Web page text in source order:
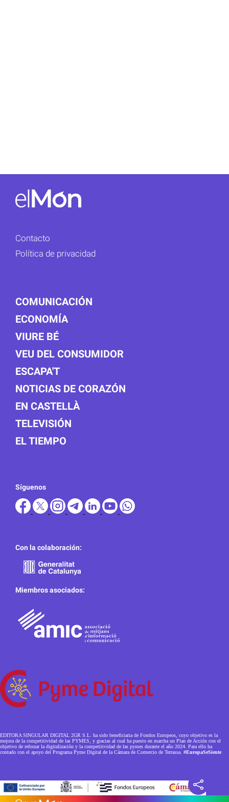
Contacto
Política de privacidad
COMUNICACIÓN
ECONOMÍA
VIURE BÉ
VEU DEL CONSUMIDOR
ESCAPA'T
NOTICIAS DE CORAZÓN
EN CASTELLÀ
TELEVISIÓN
EL TIEMPO
Síguenos
Con la colaboración:
Miembros asociados:
EDITORA SINGULAR DIGITAL 2GR S.L. ha sido beneficiaria de Fondos Europeos, cuyo objetivo es la
mejora de la competitividad de las PYMES, y gracias al cual ha puesto en marcha un Plan de Acción con el
objetivo de reforzar la digitalización y la competitividad de las pymes durante el año 2024. Para ello ha
contado con el apoyo del Programa Pyme Digital de la Cámara de Comercio de Terrassa. #EuropaSeSiente